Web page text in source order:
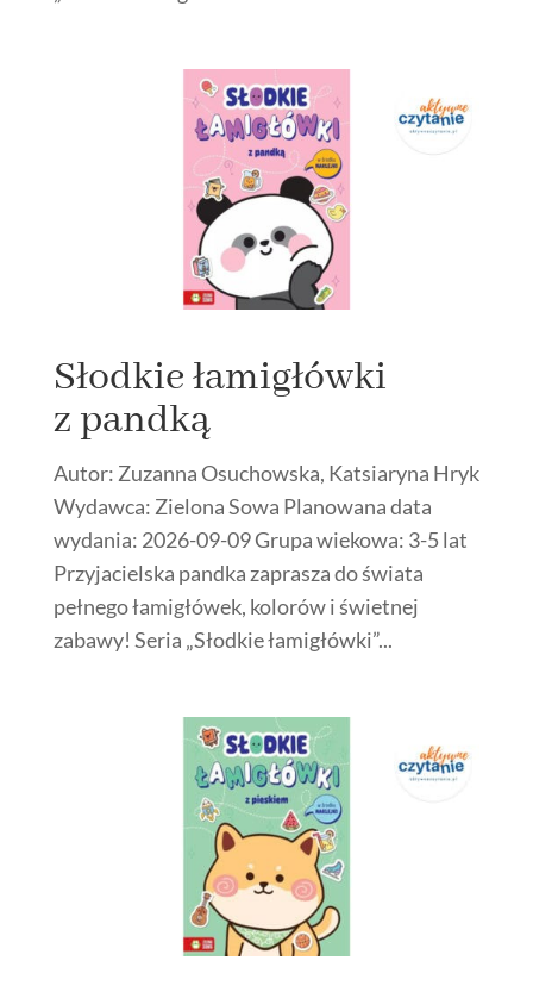
Słodkie łamigłówki
z pandką
Autor: Zuzanna Osuchowska, Katsiaryna Hryk
Wydawca: Zielona Sowa Planowana data
wydania: 2026-09-09 Grupa wiekowa: 3-5 lat
Przyjacielska pandka zaprasza do świata
pełnego łamigłówek, kolorów i świetnej
zabawy! Seria „Słodkie łamigłówki”...